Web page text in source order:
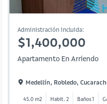
Administración incluida:
$1,400,000
Apartamento En Arriendo
Medellín, Robledo,
45.0 m2 Habit. 2 Baños 1